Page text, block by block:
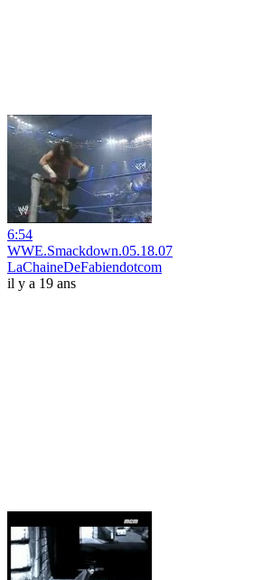
6:54
WWE.Smackdown.05.18.07
LaChaineDeFabiendotcom
il y a 19 ans